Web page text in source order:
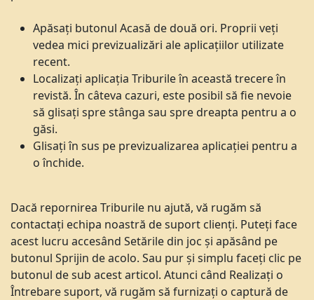
Apăsați butonul Acasă de două ori. Proprii veți
vedea mici previzualizări ale aplicațiilor utilizate
recent.
Localizați aplicația Triburile în această trecere în
revistă. În câteva cazuri, este posibil să fie nevoie
să glisați spre stânga sau spre dreapta pentru a o
găsi.
Glisați în sus pe previzualizarea aplicației pentru a
o închide.
Dacă repornirea Triburile nu ajută, vă rugăm să
contactați echipa noastră de suport clienți. Puteți face
acest lucru accesând Setările din joc și apăsând pe
butonul Sprijin de acolo. Sau pur și simplu faceți clic pe
butonul de sub acest articol. Atunci când Realizați o
Întrebare suport, vă rugăm să furnizați o captură de